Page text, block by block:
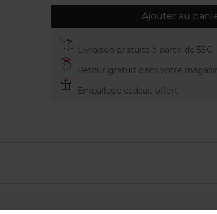
Ajouter au
Livraison gratuite à partir de 55€
Retour gratuit dans votre
Emballage cadeau offert